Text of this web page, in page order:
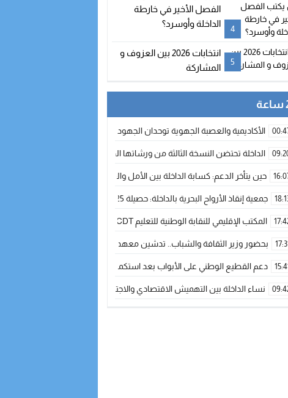
4
الفصل الأخير في خارطة
الداخلة وأوسرد؟
5
انتخابات 2026 بين العزوف و
المشاركة
الأكاديمية والعصبة الجهوية توحدان الجهود لتطوير الممارسة الكروية بجهة
الداخلة تحتضن النسخة الثالثة من ورشاتها الدولية: تكوين متخصص في التراث
حين يتأخر الدعم: كسابة الداخلة بين الأمل والقلق ؟
جمعية إنقاذ الأرواح البحرية بالداخلة: حصيلة 2025 بين مهام الإنقاذ ومشروع “دار البحار”
المكتب الإقليمي للنقابة الوطنية للتعليم CDT يجتمع مع المدير الإقليمي لمناقشة ملفات جوهرية لنساء ورجال التعليم
بحضور وزير الثقافة والشباب.. تدشين معهد الموسيقى والفنون الكوريغرافية بالداخلة
دعم القطيع الوطني على الأبواب بعد استكمال الترقيم… الفلاحة المغربية
نساء الداخلة بين التهميش الاقتصادي والاجتماعي… في المؤسسات الإنتاجية